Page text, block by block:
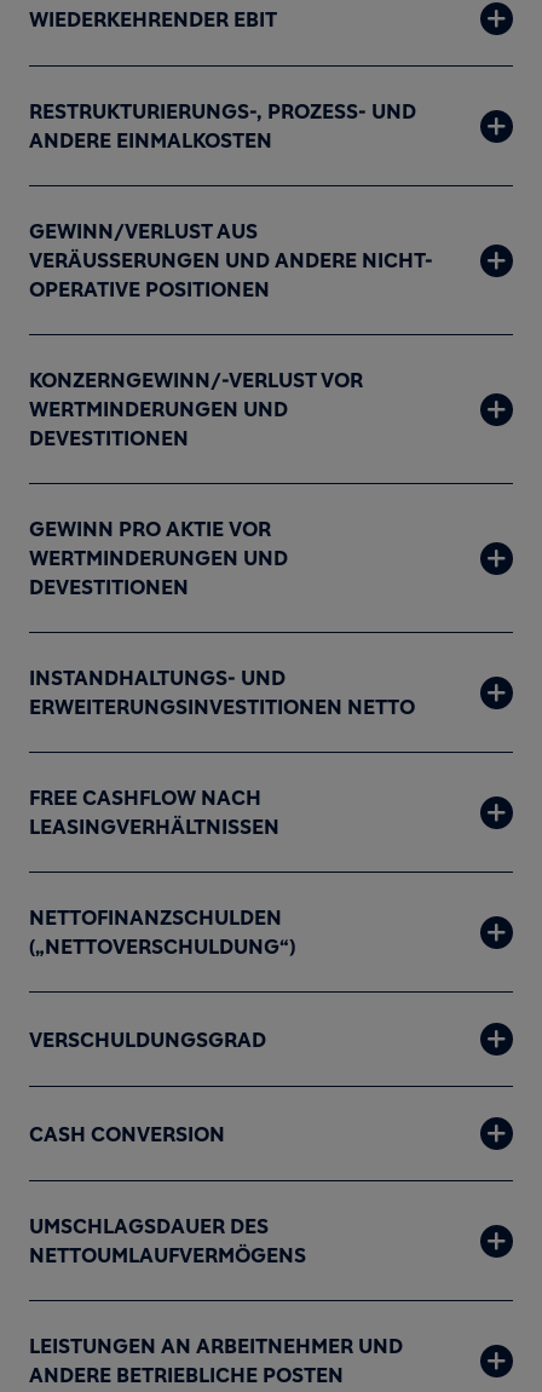
WIEDERKEHRENDER EBIT
RESTRUKTURIERUNGS-, PROZESS- UND
ANDERE EINMALKOSTEN
GEWINN/VERLUST AUS
VERÄUSSERUNGEN UND ANDERE NICHT-
OPERATIVE POSITIONEN
KONZERNGEWINN/-VERLUST VOR
WERTMINDERUNGEN UND
DEVESTITIONEN
GEWINN PRO AKTIE VOR
WERTMINDERUNGEN UND
DEVESTITIONEN
INSTANDHALTUNGS- UND
ERWEITERUNGSINVESTITIONEN NETTO
FREE CASHFLOW NACH
LEASINGVERHÄLTNISSEN
NETTOFINANZSCHULDEN
(„NETTOVERSCHULDUNG“)
VERSCHULDUNGSGRAD
CASH CONVERSION
UMSCHLAGSDAUER DES
NETTOUMLAUFVERMÖGENS
LEISTUNGEN AN ARBEITNEHMER UND
ANDERE BETRIEBLICHE POSTEN